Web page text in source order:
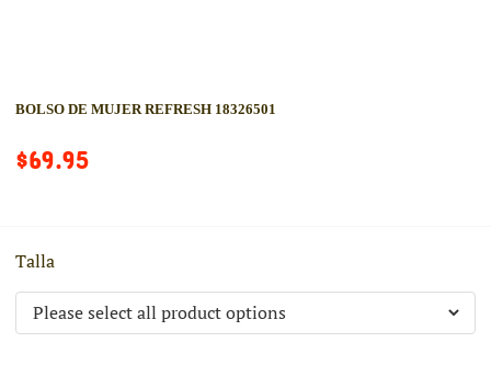
BOLSO DE MUJER REFRESH 18326501
$69.95
Talla